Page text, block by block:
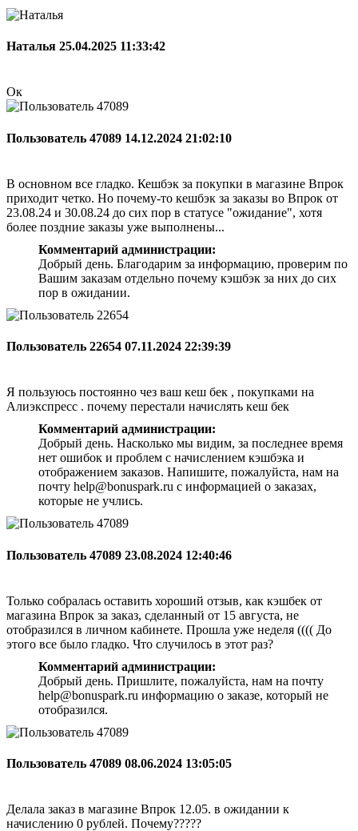
Наталья 25.04.2025 11:33:42
Ок
Пользователь 47089 14.12.2024 21:02:10
В основном все гладко. Кешбэк за покупки в магазине Впрок
приходит четко. Но почему-то кешбэк за заказы во Впрок от
23.08.24 и 30.08.24 до сих пор в статусе "ожидание", хотя
более поздние заказы уже выполнены...
Комментарий администрации:
Добрый день. Благодарим за информацию, проверим по
Вашим заказам отдельно почему кэшбэк за них до сих
пор в ожидании.
Пользователь 22654 07.11.2024 22:39:39
Я пользуюсь постоянно чез ваш кеш бек , покупками на
Алиэкспресс . почему перестали начислять кеш бек
Комментарий администрации:
Добрый день. Насколько мы видим, за последнее время
нет ошибок и проблем с начислением кэшбэка и
отображением заказов. Напишите, пожалуйста, нам на
почту help@bonuspark.ru с информацией о заказах,
которые не учлись.
Пользователь 47089 23.08.2024 12:40:46
Только собралась оставить хороший отзыв, как кэшбек от
магазина Впрок за заказ, сделанный от 15 августа, не
отобразился в личном кабинете. Прошла уже неделя (((( До
этого все было гладко. Что случилось в этот раз?
Комментарий администрации:
Добрый день. Пришлите, пожалуйста, нам на почту
help@bonuspark.ru информацию о заказе, который не
отобразился.
Пользователь 47089 08.06.2024 13:05:05
Делала заказ в магазине Впрок 12.05. в ожидании к
начислению 0 рублей. Почему?????